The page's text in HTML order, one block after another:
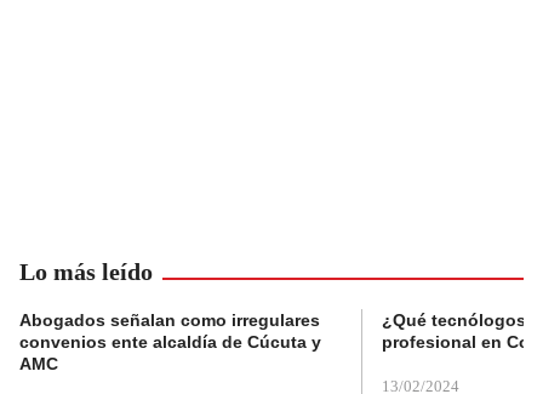
Lo más leído
Abogados señalan como irregulares
convenios ente alcaldía de Cúcuta y
AMC
¿Qué tecnólogos
profesional en
13/02/2024